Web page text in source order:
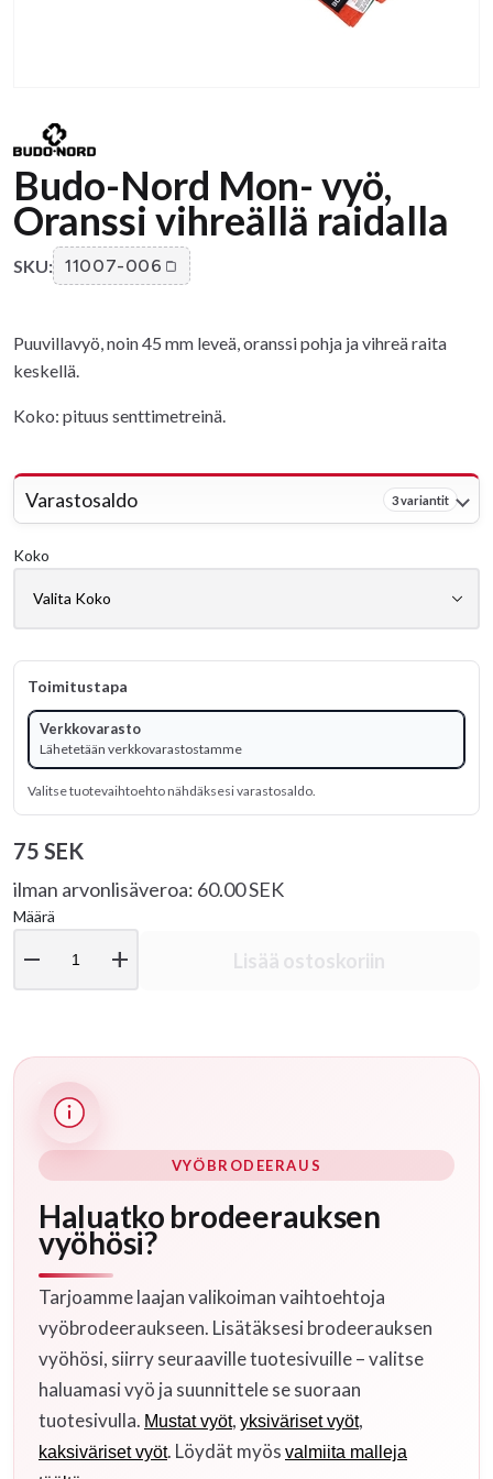
Budo-Nord Mon- vyö,
Oranssi vihreällä raidalla
SKU: 11007-006
Puuvillavyö, noin 45 mm leveä, oranssi pohja ja vihreä raita
keskellä.
Koko: pituus senttimetreinä.
Varastosaldo 3 variantit
Koko
Toimitustapa
Verkkovarasto
Lähetetään verkkovarastostamme
Valitse tuotevaihtoehto nähdäksesi varastosaldo.
75 SEK
ilman arvonlisäveroa: 60.00 SEK
Määrä
remove add Lisää ostoskoriin
VYÖBRODEERAUS
Haluatko brodeerauksen
vyöhösi?
Tarjoamme laajan valikoiman vaihtoehtoja
vyöbrodeeraukseen. Lisätäksesi brodeerauksen
vyöhösi, siirry seuraaville tuotesivuille – valitse
haluamasi vyö ja suunnittele se suoraan
tuotesivulla. Mustat vyöt, yksiväriset vyöt,
kaksiväriset vyöt. Löydät myös valmiita malleja